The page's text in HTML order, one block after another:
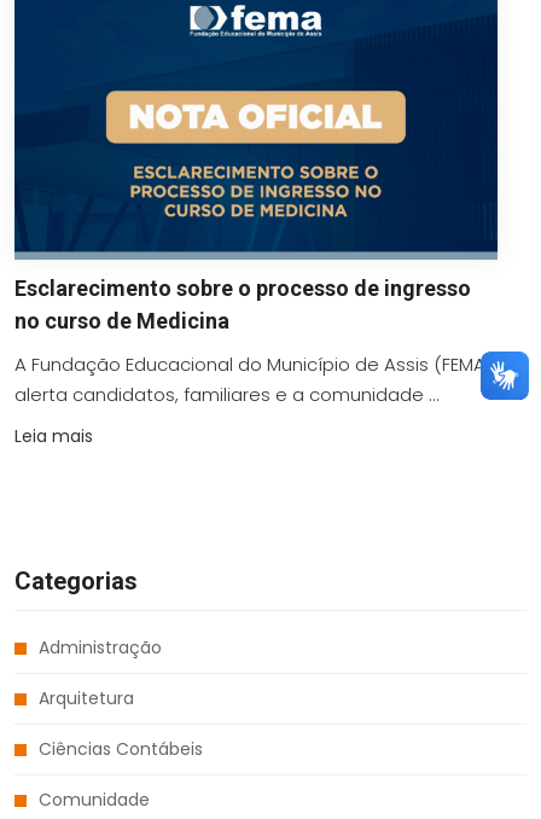
Esclarecimento sobre o processo de ingresso
no curso de Medicina
A Fundação Educacional do Município de Assis (FEMA)
alerta candidatos, familiares e a comunidade ...
Leia mais
Categorias
Administração
Arquitetura
Ciências Contábeis
Comunidade